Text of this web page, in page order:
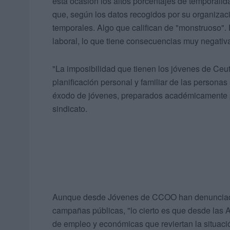
que, según los datos recogidos por su
temporales. Algo que califican de
laboral, lo que tiene consecuencias muy
"La imposibilidad que tienen los jóvenes de
planificación personal y familiar de las
éxodo de jóvenes, preparados
sindicato.
Aunque desde Jóvenes de CCOO han
campañas públicas, "lo cierto es que desde
de empleo y económicas que reviertan la